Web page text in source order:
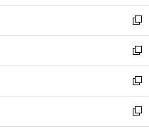
ウ
ィ
ン
ド
ウ
で
開
く
し
い
ウ
ィ
ン
ド
ウ
で
開
新
し
い
ウ
ィ
ン
ド
ウ
新
し
い
ウ
ィ
ン
新
し
い
ウ
新